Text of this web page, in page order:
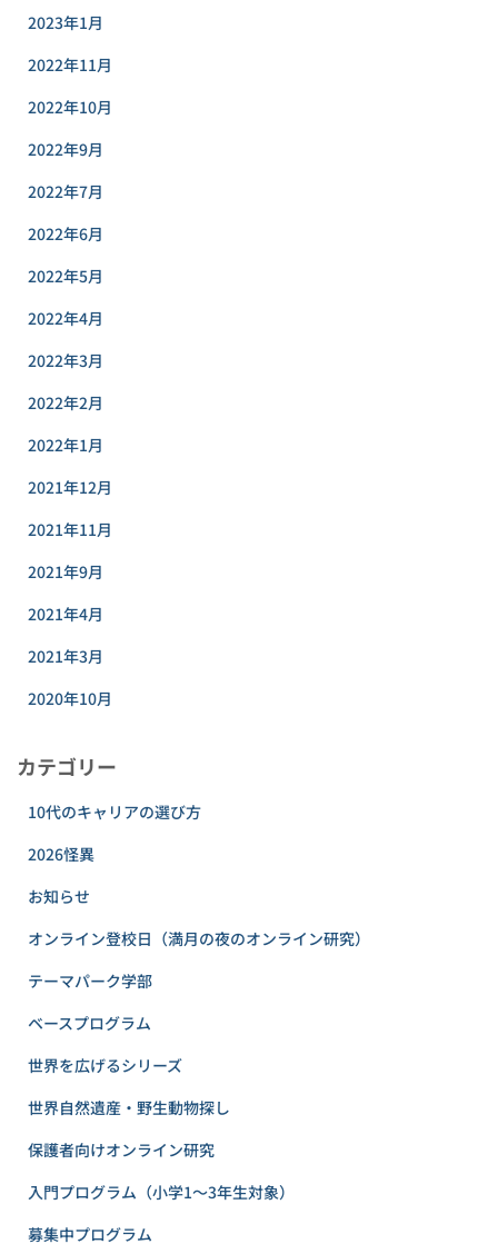
2023年1月
2022年11月
2022年10月
2022年9月
2022年7月
2022年6月
2022年5月
2022年4月
2022年3月
2022年2月
2022年1月
2021年12月
2021年11月
2021年9月
2021年4月
2021年3月
2020年10月
カテゴリー
10代のキャリアの選び方
2026怪異
お知らせ
オンライン登校日（満月の夜のオンライン研究）
テーマパーク学部
ベースプログラム
世界を広げるシリーズ
世界自然遺産・野生動物探し
保護者向けオンライン研究
入門プログラム（小学1〜3年生対象）
募集中プログラム